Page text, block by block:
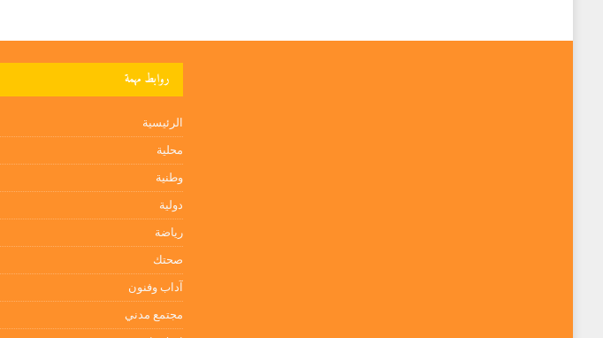
روابط مهمة
الرئيسية
محلية
وطنية
دولية
رياضة
صحتك
آداب وفنون
مجتمع مدني